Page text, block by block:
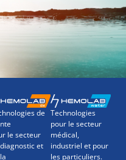
la vie.
de
le secteur
et
Technologies
pour le secteur
médical,
industriel et pour
les particuliers.